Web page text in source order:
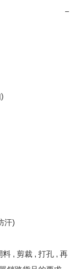
−
汗)
, 剪裁 , 打孔 , 再